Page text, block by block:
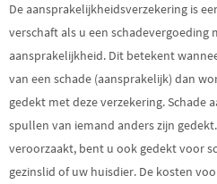
De aansprakelijkheidsverzekering is
verschaft als u een schadevergoeding
aansprakelijkheid. Dit betekent
van een schade (aansprakelijk) dan
gedekt met deze verzekering. Schade
spullen van iemand anders zijn
veroorzaakt, bent u ook gedekt voor
gezinslid of uw huisdier. De kosten